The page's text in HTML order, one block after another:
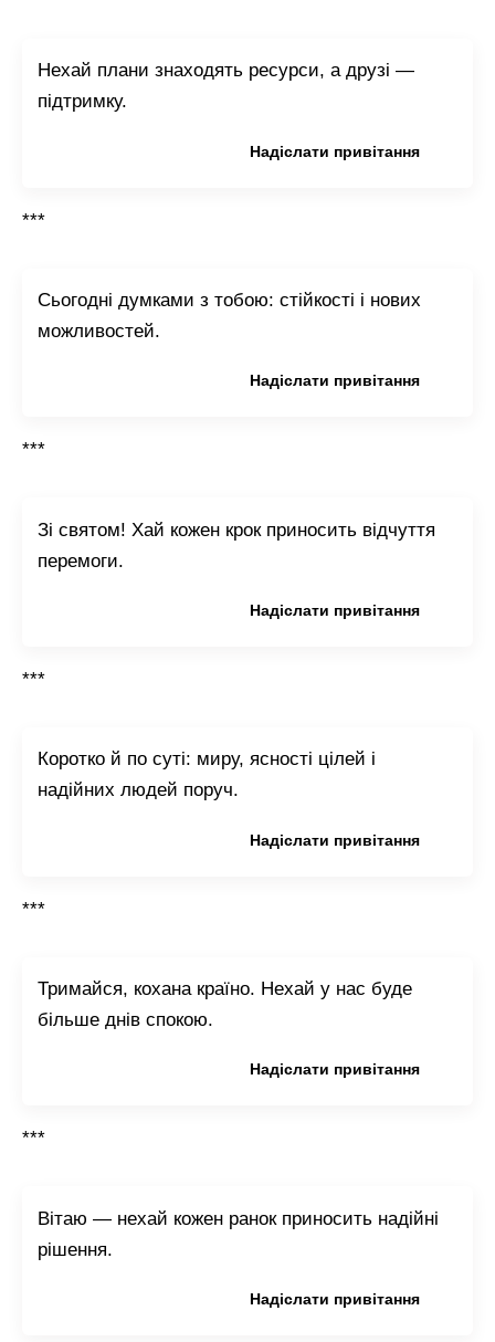
Нехай плани знаходять ресурси, а друзі —
підтримку.
Надіслати привітання
***
Сьогодні думками з тобою: стійкості і нових
можливостей.
Надіслати привітання
***
Зі святом! Хай кожен крок приносить відчуття
перемоги.
Надіслати привітання
***
Коротко й по суті: миру, ясності цілей і
надійних людей поруч.
Надіслати привітання
***
Тримайся, кохана країно. Нехай у нас буде
більше днів спокою.
Надіслати привітання
***
Вітаю — нехай кожен ранок приносить надійні
рішення.
Надіслати привітання